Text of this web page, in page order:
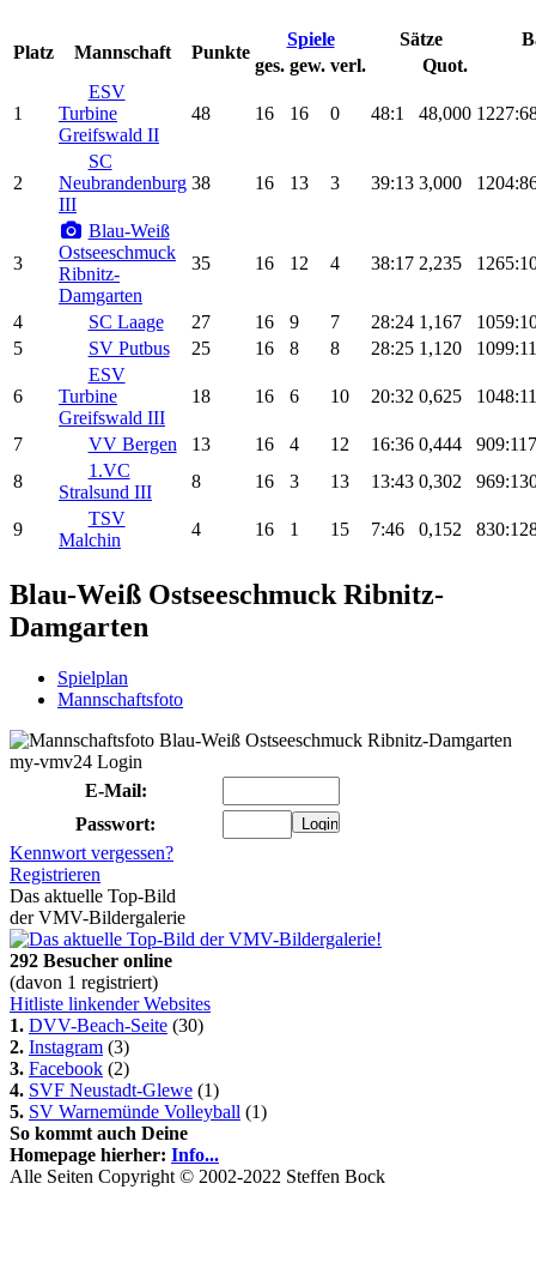
Platz Mannschaft Punkte
Spiele Sätze
ges. gew. verl. Quot.
1
ESV
Turbine
Greifswald II
48 16 16 0 48:1 48,000
2
SC
Neubrandenburg
III
38 16 13 3 39:13 3,000
3
Blau-Weiß
Ostseeschmuck
Ribnitz-
Damgarten
35 16 12 4 38:17 2,235
4 SC Laage 27 16 9 7 28:24 1,167
5
SV Putbus 25 16 8 8 28:25 1,120
6
ESV
Turbine
Greifswald III
18 16 6 10 20:32 0,625
7 VV Bergen 13 16 4 12 16:36 0,444
8
1.VC
Stralsund III
8 16 3 13 13:43 0,302
9
TSV
Malchin
4 16 1 15 7:46 0,152
Blau-Weiß Ostseeschmuck Ribnitz-
Damgarten
Spielplan
Mannschaftsfoto
my-vmv24 Login
E-Mail:
Passwort:
Kennwort vergessen?
Registrieren
Das aktuelle Top-Bild
der VMV-Bildergalerie
292 Besucher online
(davon 1 registriert)
Hitliste linkender Websites
1. DVV-Beach-Seite (30)
2. Instagram (3)
3. Facebook (2)
4. SVF Neustadt-Glewe (1)
5. SV Warnemünde Volleyball (1)
So kommt auch Deine
Homepage hierher: Info...
Alle Seiten Copyright © 2002-2022 Steffen Bock